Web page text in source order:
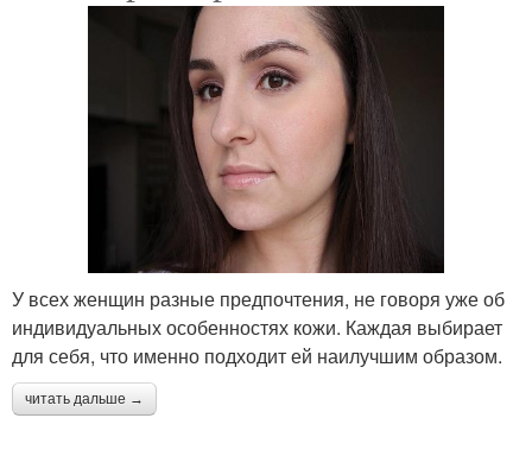
У всех женщин разные предпочтения, не говоря уже об
индивидуальных особенностях кожи. Каждая выбирает
для себя, что именно подходит ей наилучшим образом.
читать дальше →